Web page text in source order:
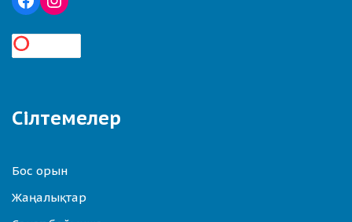
Сілтемелер
Бос орын
Жаңалықтар